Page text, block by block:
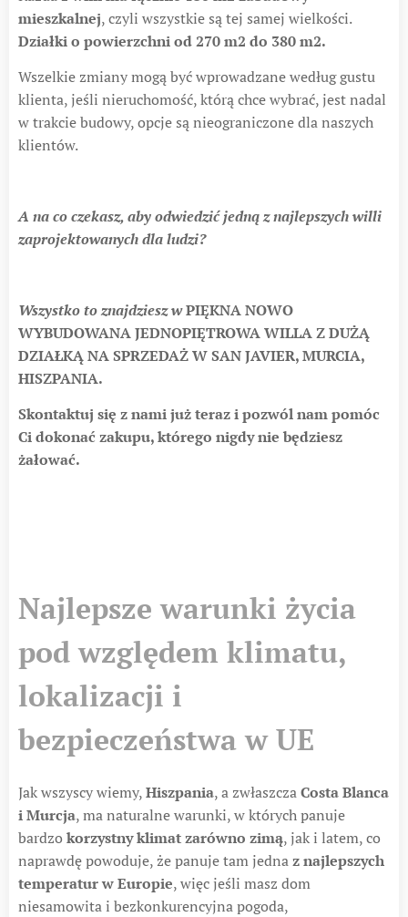
mieszkalnej, czyli wszystkie są tej samej wielkości.
Działki o powierzchni od 270 m2 do 380 m2.
Wszelkie zmiany mogą być wprowadzane według gustu
klienta, jeśli nieruchomość, którą chce wybrać, jest nadal
w trakcie budowy, opcje są nieograniczone dla naszych
klientów.
A na co czekasz, aby odwiedzić jedną z najlepszych willi
zaprojektowanych dla ludzi?
Wszystko to znajdziesz wPIĘKNA NOWO
WYBUDOWANA JEDNOPIĘTROWA WILLA Z DUŻĄ
DZIAŁKĄ NA SPRZEDAŻ W SAN JAVIER, MURCIA,
HISZPANIA.
Skontaktuj się z nami już teraz i pozwól nam pomóc
Ci dokonać zakupu, którego nigdy nie będziesz
żałować.
Najlepsze warunki życia
pod względem klimatu,
lokalizacji i
bezpieczeństwa w UE
Jak wszyscy wiemy,Hiszpania, a zwłaszczaCosta Blanca
i Murcja, ma naturalne warunki, w których panuje
bardzo korzystny klimat zarówno zimą, jak i latem, co
naprawdę powoduje, że panuje tam jednaz najlepszych
temperatur w Europie, więc jeśli masz dom
niesamowita i bezkonkurencyjna pogoda,